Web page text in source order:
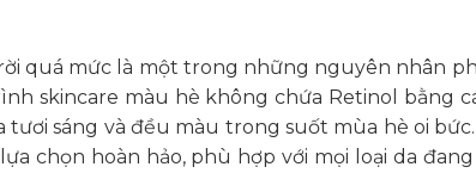
quá mức là một trong những nguyên nhân
skincare màu hè không chứa Retinol bằng
tươi sáng và đều màu trong suốt mùa hè oi
chọn hoàn hảo, phù hợp với mọi loại da